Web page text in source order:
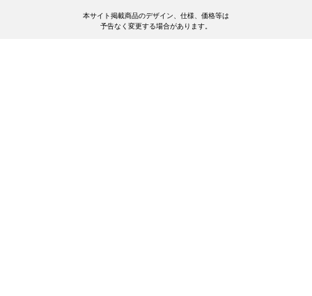
本サイト掲載商品のデザイン、仕様、価格等は
予告なく変更する場合があります。